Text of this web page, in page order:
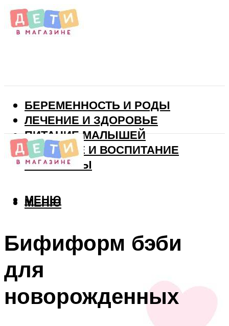
БЕРЕМЕННОСТЬ И РОДЫ
ЛЕЧЕНИЕ И ЗДОРОВЬЕ
ПИТАНИЕ МАЛЫШЕЙ
РАЗВИТИЕ И ВОСПИТАНИЕ
ВИТАМИНЫ
МЕНЮ
МЕНЮ
Бифиформ бэби
для
новорожденных